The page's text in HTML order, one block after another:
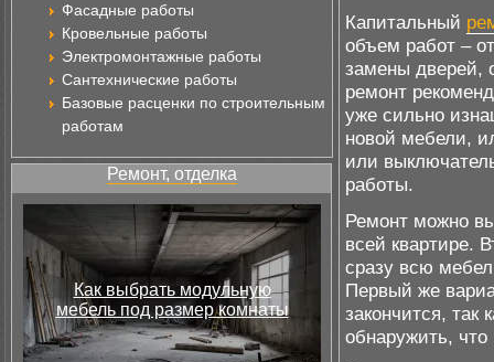
Фасадные работы
Кровельные работы
Электромонтажные работы
Сантехнические работы
Базовые расценки по строительным
работам
Ремонт, отделка
Как выбрать модульную
мебель под размер комнаты
Капитальный
объем работ –
замены дверей,
ремонт
уже сильно
новой мебели,
или
работы.
Ремонт можно
всей квартире.
сразу всю
Первый же
закончится,
обнаружить,